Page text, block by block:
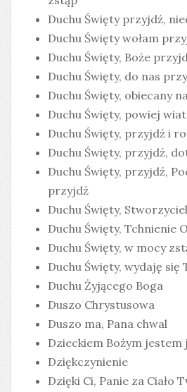
Duchu Święty przyjdź,
Duchu Święty wołam
Duchu Święty, Boże
Duchu Święty, do nas
Duchu Święty, obiecany
Duchu Święty, powiej
Duchu Święty, przyjdź i
Duchu Święty, przyjdź,
Duchu Święty, przyjdź,
przyjdź
Duchu Święty,
Duchu Święty, Tchnienie
Duchu Święty, w mocy
Duchu Święty, wydaję się
Duchu Żyjącego Boga
Duszo Chrystusowa
Duszo ma, Pana chwal
Dzieckiem Bożym jestem
Dziękczynienie
Dzięki Ci, Panie za Ciało